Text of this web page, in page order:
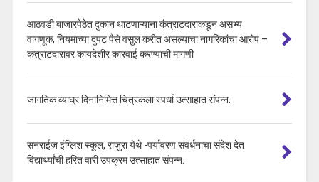
आठवडी बाजारपेठेत दुकान थाटणाऱ्याना कंत्राटदाराकडून असभ्य
वागणूक, नियमाच्या दुपट पैसे वसुल करीत असल्याचा नागरिकांचा आरोप –
कंत्राटदारावर कायदेशीर कारवाई करण्याची मागणी
जागतिक व्याघ्र दिनानिमित्त चित्रकला स्पर्धा उत्साहात संपन्न.
सनराईज इंग्लिश स्कूल, राजुरा येथे -पर्यावरण संवर्धनाचा संदेश देत
विद्यार्थ्यांची हरित वारी उपक्रम उत्साहात संपन्न.